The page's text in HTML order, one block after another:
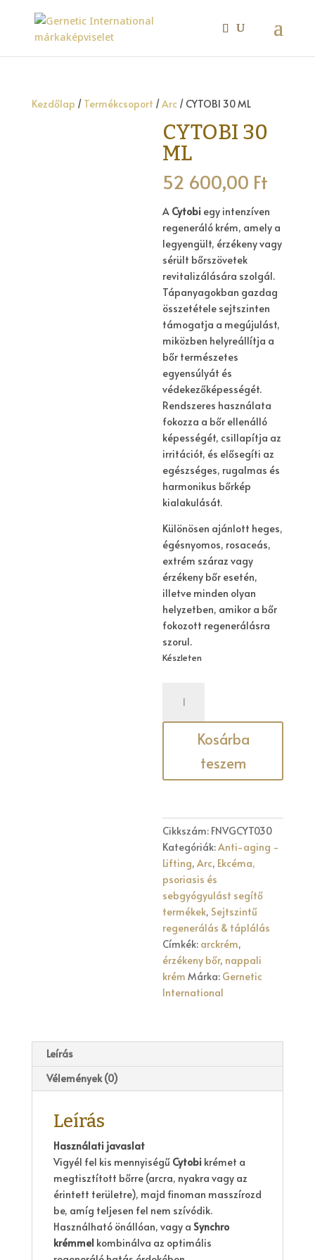
Kezdőlap / Termékcsoport /Arc/ CYTOBI 30 ML
CYTOBI 30
ML
52 600,00 Ft
A Cytobi egy intenzíven
regeneráló krém, amely a
legyengült, érzékeny vagy
sérült bőrszövetek
revitalizálására szolgál.
Tápanyagokban gazdag
összetétele sejtszinten
támogatja a megújulást,
miközben helyreállítja a
bőr természetes
egyensúlyát és
védekezőképességét.
Rendszeres használata
fokozza a bőr ellenálló
képességét, csillapítja az
irritációt, és elősegíti az
egészséges, rugalmas és
harmonikus bőrkép
kialakulását.
Különösen ajánlott heges,
égésnyomos, rosaceás,
extrém száraz vagy
érzékeny bőr esetén,
illetve minden olyan
helyzetben, amikor a bőr
fokozott regenerálásra
szorul.
Készleten
ML
mennyiségKosárba
teszem
Cikkszám: FNVGCYT030
Kategóriák:Anti-aging -
Lifting,Arc, Ekcéma,
psoriasis és
sebgyógyulást segítő
termékek, Sejtszintű
regenerálás & táplálás
Címkék: arckrém,
érzékeny bőr, nappali
krém Márka: Gernetic
International
Leírás
Vélemények (0)
Leírás
Használati javaslat
Vigyél fel kis mennyiségű Cytobi krémet a
megtisztított bőrre (arcra, nyakra vagy az
érintett területre), majd finoman masszírozd
be, amíg teljesen fel nem szívódik.
Használható önállóan, vagy a Synchro
krémmel kombinálva az optimális